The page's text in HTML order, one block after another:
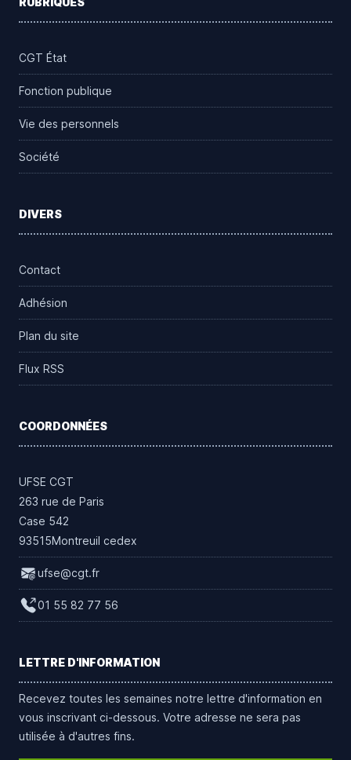
CGT État
Fonction publique
Vie des personnels
Société
DIVERS
Contact
Adhésion
Plan du site
Flux RSS
COORDONNÉES
UFSE CGT
263 rue de Paris
Case 542
93515Montreuil cedex
ufse@cgt.fr
01 55 82 77 56
LETTRE D'INFORMATION
Recevez toutes les semaines notre lettre d'information en
vous inscrivant ci-dessous. Votre adresse ne sera pas
utilisée à d'autres fins.